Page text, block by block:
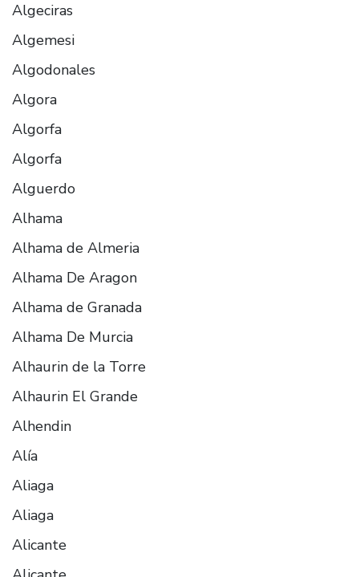
Algeciras
Algemesi
Algodonales
Algora
Algorfa
Algorfa
Alguerdo
Alhama
Alhama de Almeria
Alhama De Aragon
Alhama de Granada
Alhama De Murcia
Alhaurin de la Torre
Alhaurin El Grande
Alhendin
Alía
Aliaga
Aliaga
Alicante